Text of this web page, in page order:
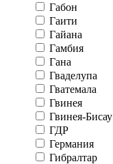
Габон
Гаити
Гайана
Гамбия
Гана
Гваделупа
Гватемала
Гвинея
Гвинея-Бисау
ГДР
Германия
Гибралтар